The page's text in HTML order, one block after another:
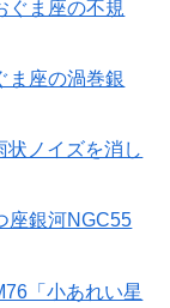
ぐま座の不規
ま座の渦巻銀
状ノイズを消し
座銀河NGC55
「小あれい星